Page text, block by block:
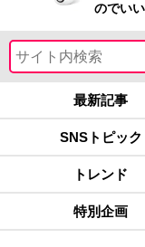
のでい
最新記事
SNSトピック
トレンド
特別企画